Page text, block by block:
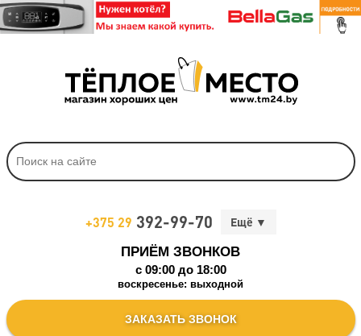
+375 29 392-99-70
ПРИЁМ ЗВОНКОВ
c 09:00 до 18:00
воскресенье: выходной
ЗАКАЗАТЬ ЗВОНОК